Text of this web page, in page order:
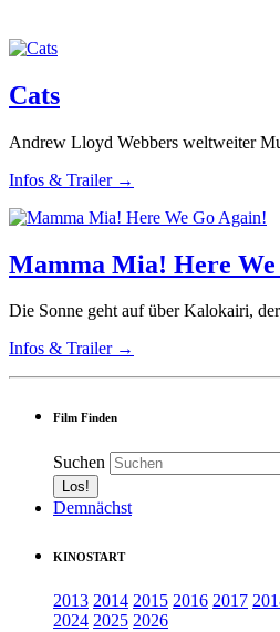
Cats
Andrew Lloyd Webbers weltweiter
Infos & Trailer →
Mamma Mia! Here We
Die Sonne geht auf über Kalokairi,
Infos & Trailer →
Film Finden
Suchen
Demnächst
KINOSTART
2013 2014 2015 2016 2017
2024 2025 2026